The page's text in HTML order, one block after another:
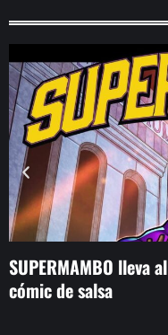
SUPERMAMBO lleva
cómic de salsa